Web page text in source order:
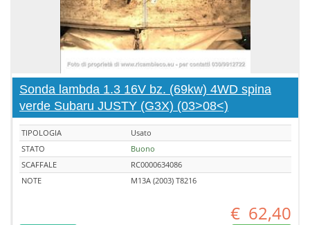
Sonda lambda 1.3 16V bz. (69kw) 4WD spina
verde Subaru JUSTY (G3X) (03>08<)
TIPOLOGIA
Usato
STATO
Buono
SCAFFALE
RC0000634086
NOTE
M13A (2003) T8216
€ 62,40